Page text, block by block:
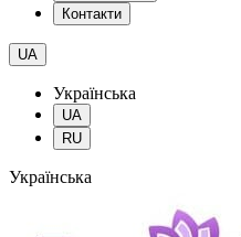
Контакти
UA
Українська
UA
RU
Українська